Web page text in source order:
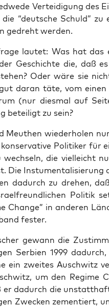
Ver­tei­di­gung des
“deut­sche Schuld”
gedreht werden.
lau­tet: Was hat das
Geschich­te die, daß
Oder wäre sie
dar­an täte, vom
(nur dies­mal auf
betei­ligt zu sein?
Meu­then wie­der­ho­len
Poli­ti­ker für
wech­seln, die viel­leicht
Die
dadurch zu dre­hen,
Poli­tik
Chan­ge” in ande­ren
fester.
gewann die
Ser­bi­en 1999
ein zwei­tes Ausch­witz
um den Regime
er dadurch die
Zwe­cken zemen­tiert,